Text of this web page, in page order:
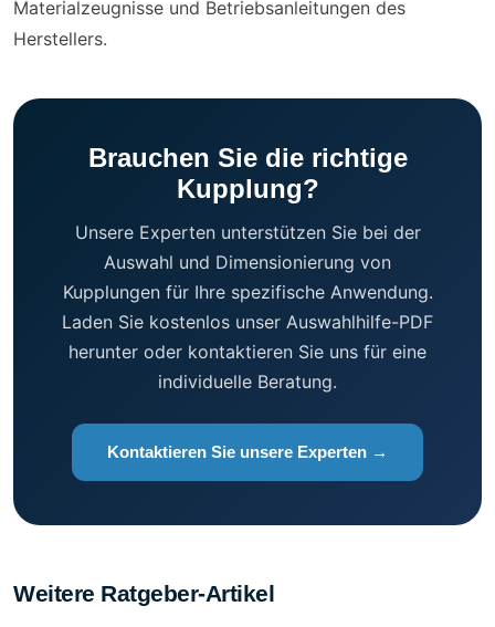
Materialzeugnisse und Betriebsanleitungen des
Herstellers.
Brauchen Sie die richtige
Kupplung?
Unsere Experten unterstützen Sie bei der
Auswahl und Dimensionierung von
Kupplungen für Ihre spezifische Anwendung.
Laden Sie kostenlos unser Auswahlhilfe-PDF
herunter oder kontaktieren Sie uns für eine
individuelle Beratung.
Kontaktieren Sie unsere Experten →
Weitere Ratgeber-Artikel